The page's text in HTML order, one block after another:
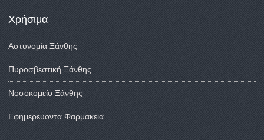
Χρήσιμα
Αστυνομία Ξάνθης
Πυροσβεστική Ξάνθης
Νοσοκομείο Ξάνθης
Εφημερεύοντα Φαρμακεία